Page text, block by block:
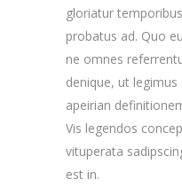
gloriatur
probatus ad. Quo
ne omnes
denique, ut
apeirian
Vis legendos
vituperata
est in.